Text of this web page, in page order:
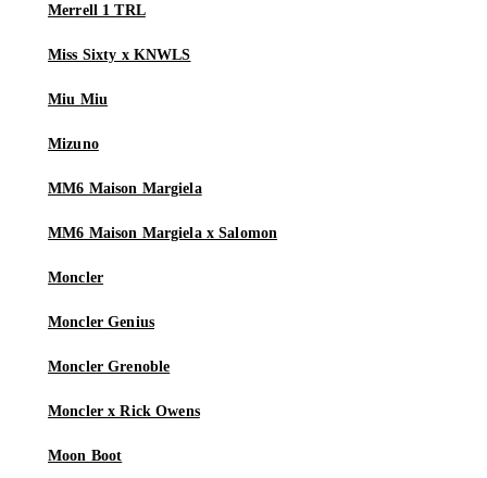
Merrell 1 TRL
Miss Sixty x KNWLS
Miu Miu
Mizuno
MM6 Maison Margiela
MM6 Maison Margiela x Salomon
Moncler
Moncler Genius
Moncler Grenoble
Moncler x Rick Owens
Moon Boot